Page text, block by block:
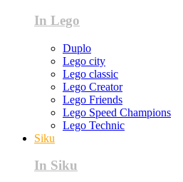
In Lego
Duplo
Lego city
Lego classic
Lego Creator
Lego Friends
Lego Speed Champions
Lego Technic
Siku
In Siku